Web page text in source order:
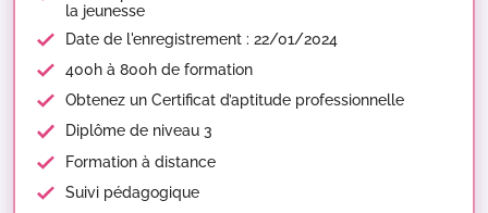
la jeunesse
Date de l'enregistrement : 22/01/2024
400h à 800h de formation
Obtenez un Certificat d’aptitude professionnelle
Diplôme de niveau 3
Formation à distance
Suivi pédagogique